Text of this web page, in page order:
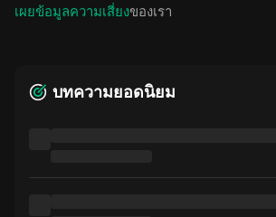
เผยข้อมูลความเสี่ยงของเรา
บทความยอดนิยม